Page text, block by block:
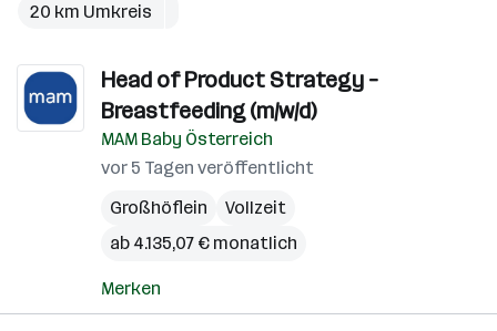
20 km Umkreis
Head of Product Strategy –
Breastfeeding (m/w/d)
MAM Baby Österreich
vor 5 Tagen veröffentlicht
Großhöflein
Vollzeit
ab 4.135,07 € monatlich
Merken